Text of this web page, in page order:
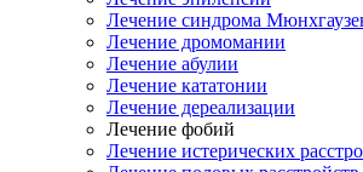
Лечение синдрома
Лечение дромомании
Лечение абулии
Лечение кататонии
Лечение дереализации
Лечение фобий
Лечение истерических